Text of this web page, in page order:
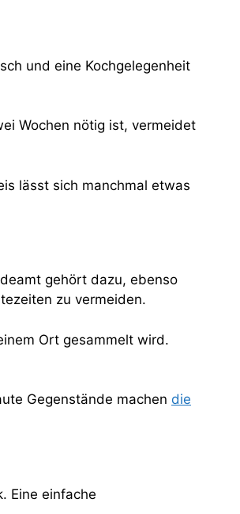
und eine Kochgelegenheit
Wochen nötig ist, vermeidet
lässt sich manchmal etwas
gehört dazu, ebenso
zu vermeiden.
Ort gesammelt wird.
Gegenstände machen die
Eine einfache